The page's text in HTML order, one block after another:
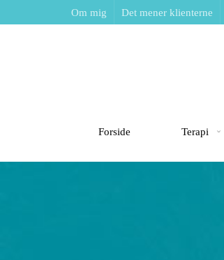
Om mig Det mener klienterne
Forside Terapi